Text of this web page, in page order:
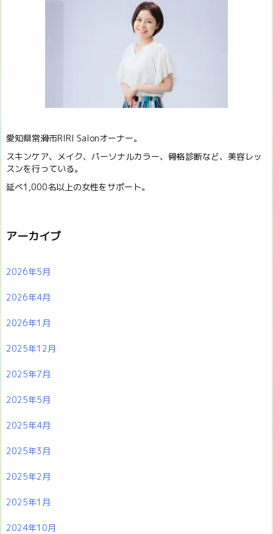
愛知県常滑市RIRI Salonオーナー。
スキンケア、メイク、パーソナルカラー、骨格診断など、美容レッ
スンを行っている。
延べ1,000名以上の女性をサポート。
アーカイブ
2026年5月
2026年4月
2026年1月
2025年12月
2025年7月
2025年5月
2025年4月
2025年3月
2025年2月
2025年1月
2024年10月